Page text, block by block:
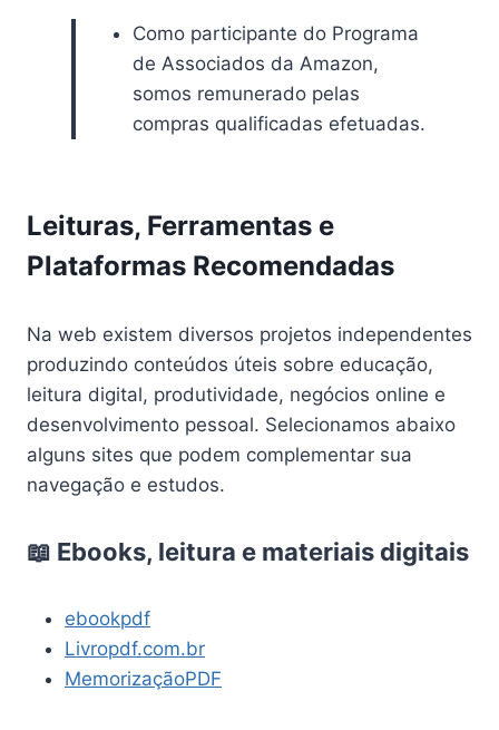
Como participante do Programa
de Associados da Amazon,
somos remunerado pelas
compras qualificadas efetuadas.
Leituras, Ferramentas e
Plataformas Recomendadas
Na web existem diversos projetos independentes
produzindo conteúdos úteis sobre educação,
leitura digital, produtividade, negócios online e
desenvolvimento pessoal. Selecionamos abaixo
alguns sites que podem complementar sua
navegação e estudos.
📖 Ebooks, leitura e materiais digitais
ebookpdf
Livropdf.com.br
MemorizaçãoPDF